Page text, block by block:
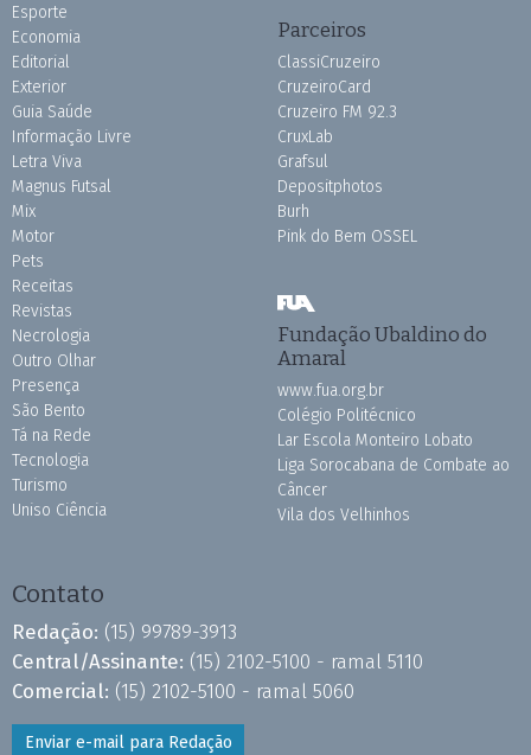
Esporte
Economia
Editorial
Exterior
Guia Saúde
Informação Livre
Letra Viva
Magnus Futsal
Mix
Motor
Pets
Receitas
Revistas
Necrologia
Outro Olhar
Presença
São Bento
Tá na Rede
Tecnologia
Turismo
Uniso Ciência
Parceiros
ClassiCruzeiro
CruzeiroCard
Cruzeiro FM 92.3
CruxLab
Grafsul
Depositphotos
Burh
Pink do Bem OSSEL
Fundação Ubaldino do
Amaral
www.fua.org.br
Colégio Politécnico
Lar Escola Monteiro Lobato
Liga Sorocabana de Combate ao
Câncer
Vila dos Velhinhos
Contato
Redação: (15) 99789-3913
Central/Assinante: (15) 2102-5100 - ramal 5110
Comercial: (15) 2102-5100 - ramal 5060
Enviar e-mail para Redação